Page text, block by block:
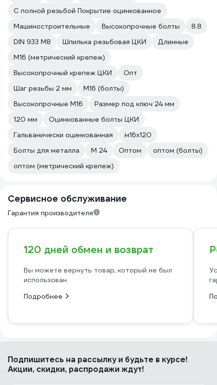
С полной резьбой Покрытие оцинкованное
Машиностроительные
Высокопрочные болты
8.8
DIN 933 М8
Шпилька резьбовая ЦКИ
Длинные
М16 (метрический крепеж)
Высокопрочный крепеж ЦКИ
Опт
Шаг резьбы 2 мм
М16 (болты)
Высокопрочные М16
Размер под ключ 24 мм
120 мм
Оцинкованные болты ЦКИ
Гальванически оцинкованная
м16х120
Болты для металла
М 24 Оптом
оптом (болты)
оптом (метрический крепеж)
Сервисное обслуживание
Гарантия производителя
120 дней обмен и возврат
Вы можете вернуть товар, который не был
использован
Подробнее
Подпишитесь на рассылкуи будьте в курсе!
Акции, скидки, распродажи ждут!